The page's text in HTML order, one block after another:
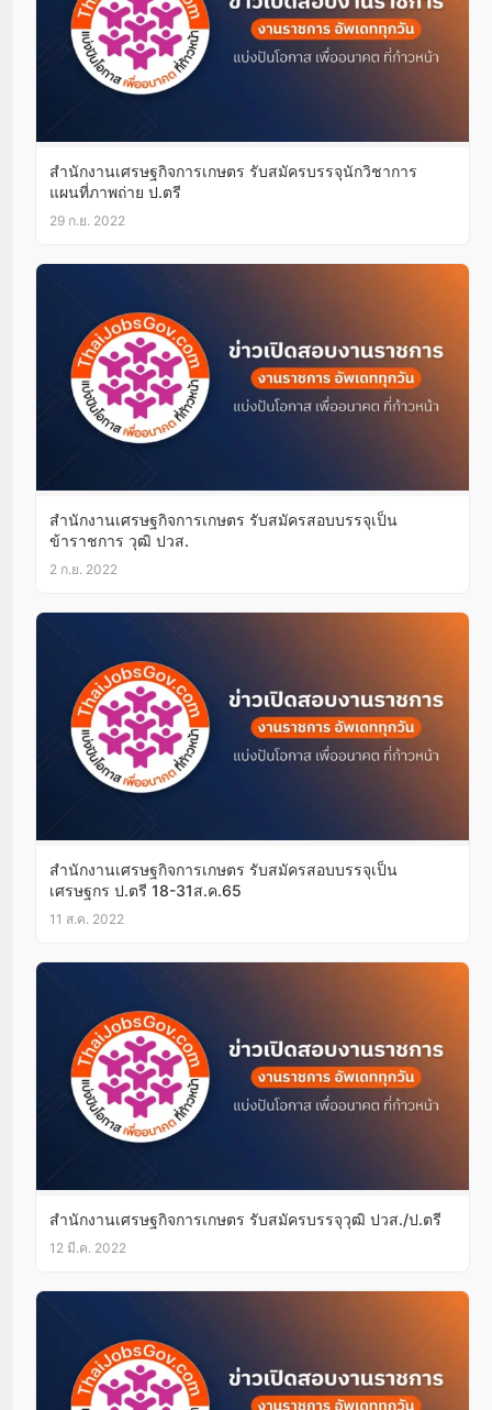
สำนักงานเศรษฐกิจการเกษตร รับสมัครบรรจุนักวิชาการ
แผนที่ภาพถ่าย ป.ตรี
29 ก.ย. 2022
สำนักงานเศรษฐกิจการเกษตร รับสมัครสอบบรรจุเป็น
ข้าราชการ วุฒิ ปวส.
2 ก.ย. 2022
สำนักงานเศรษฐกิจการเกษตร รับสมัครสอบบรรจุเป็น
เศรษฐกร ป.ตรี 18-31ส.ค.65
11 ส.ค. 2022
สำนักงานเศรษฐกิจการเกษตร รับสมัครบรรจุวุฒิ ปวส./ป.ตรี
12 มี.ค. 2022